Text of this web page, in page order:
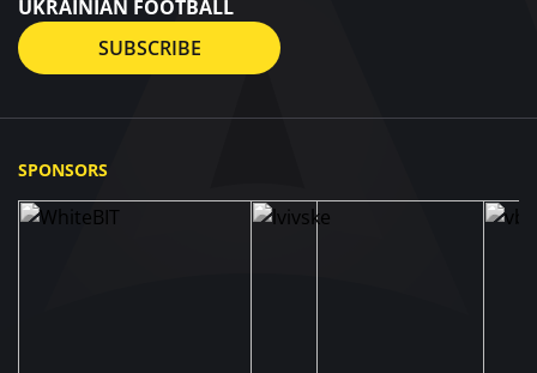
UKRAINIAN FOOTBALL
SUBSCRIBE
SPONSORS